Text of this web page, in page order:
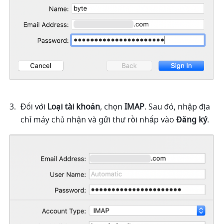
Đối với Loại tài khoản, chọn IMAP. Sau đó, nhập địa
chỉ máy chủ nhận và gửi thư rồi nhấp vào Đăng ký.